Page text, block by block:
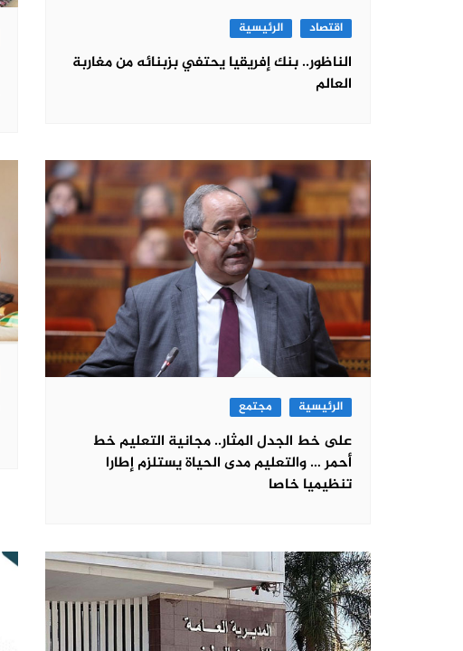
اقتصاد الرئيسية
الناظور.. بنك إفريقيا يحتفي بزبنائه من مغاربة
العالم
الرئيسية مجتمع
على خط الجدل المثار.. مجانية التعليم خط
أحمر … والتعليم مدى الحياة يستلزم إطارا
تنظيميا خاصا